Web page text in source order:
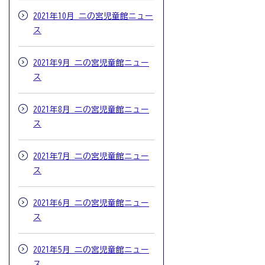
2021年10月 二の宮児童館ニュー
ス
2021年9月 二の宮児童館ニュー
ス
2021年8月 二の宮児童館ニュー
ス
2021年7月 二の宮児童館ニュー
ス
2021年6月 二の宮児童館ニュー
ス
2021年5月 二の宮児童館ニュー